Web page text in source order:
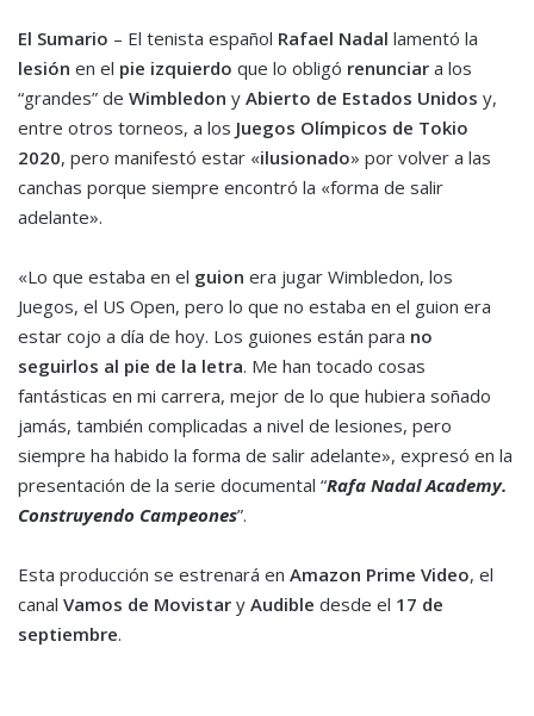
El Sumario – El tenista español Rafael Nadal lamentó la
lesión en el pie izquierdo que lo obligó renunciar a los
“grandes” de Wimbledon y Abierto de Estados Unidos y,
entre otros torneos, a los Juegos Olímpicos de Tokio
2020, pero manifestó estar «ilusionado» por volver a las
canchas porque siempre encontró la «forma de salir
adelante».
«Lo que estaba en el guion era jugar Wimbledon, los
Juegos, el US Open, pero lo que no estaba en el guion era
estar cojo a día de hoy. Los guiones están para no
seguirlos al pie de la letra. Me han tocado cosas
fantásticas en mi carrera, mejor de lo que hubiera soñado
jamás, también complicadas a nivel de lesiones, pero
siempre ha habido la forma de salir adelante», expresó en la
presentación de la serie documental “Rafa Nadal Academy.
Construyendo Campeones”.
Esta producción se estrenará en Amazon Prime Video, el
canal Vamos de Movistar y Audible desde el 17 de
septiembre.